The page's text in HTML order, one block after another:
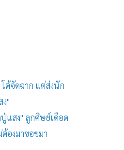
ต้จัดฉาก แต่ส่งนัก
ง"
แสง" ลูกศิษย์เดือด
องมาขอขมา